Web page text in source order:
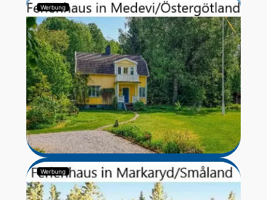
Werbung
Werbung